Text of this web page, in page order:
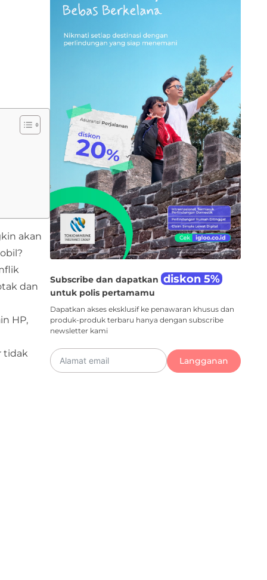
akan
dan
HP,
tidak
Subscribe dan dapatkan diskon 5%
untuk polis pertamamu
Dapatkan akses eksklusif ke penawaran khusus dan
produk-produk terbaru hanya dengan subscribe
newsletter kami
Langganan